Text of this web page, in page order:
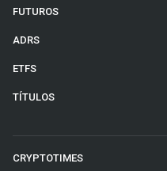
FUTUROS
ADRS
ETFS
TÍTULOS
CRYPTOTIMES